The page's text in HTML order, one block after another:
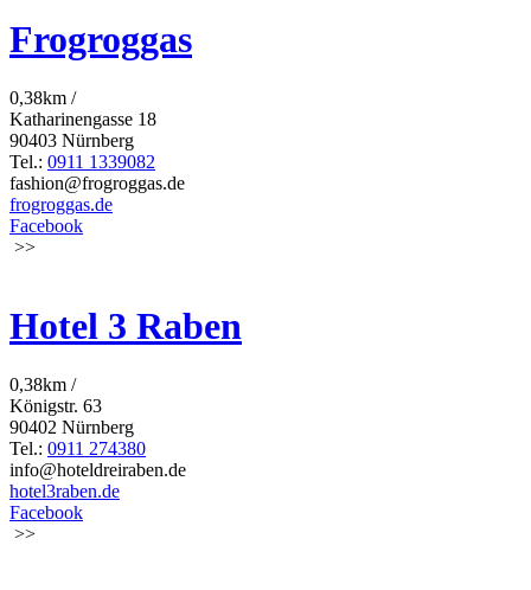
Frogroggas
0,38km /
Katharinengasse 18
90403 Nürnberg
Tel.: 0911 1339082
fashion@frogroggas.de
frogroggas.de
Facebook
>>
Hotel 3 Raben
0,38km /
Königstr. 63
90402 Nürnberg
Tel.: 0911 274380
info@hoteldreiraben.de
hotel3raben.de
Facebook
>>